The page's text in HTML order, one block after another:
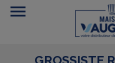

GROSSISTE